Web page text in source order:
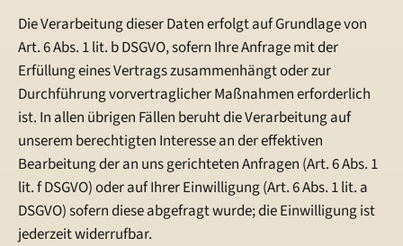
Die Verarbeitung dieser Daten erfolgt auf Grundlage von
Art. 6 Abs. 1 lit. b DSGVO, sofern Ihre Anfrage mit der
Erfüllung eines Vertrags zusammenhängt oder zur
Durchführung vorvertraglicher Maßnahmen erforderlich
ist. In allen übrigen Fällen beruht die Verarbeitung auf
unserem berechtigten Interesse an der effektiven
Bearbeitung der an uns gerichteten Anfragen (Art. 6 Abs. 1
lit. f DSGVO) oder auf Ihrer Einwilligung (Art. 6 Abs. 1 lit. a
DSGVO) sofern diese abgefragt wurde; die Einwilligung ist
jederzeit widerrufbar.